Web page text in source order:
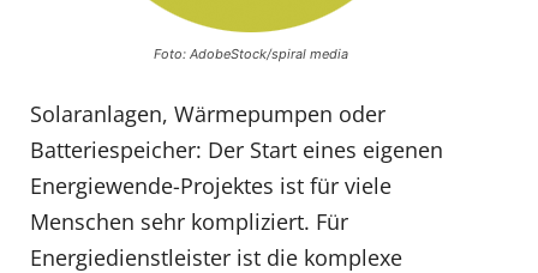
Foto: AdobeStock/spiral media
Solaranlagen, Wärmepumpen oder
Batteriespeicher: Der Start eines eigenen
Energiewende-Projektes ist für viele
Menschen sehr kompliziert. Für
Energiedienstleister ist die komplexe